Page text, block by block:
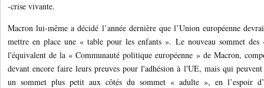
-crise vivante.
Macron lui-même a décidé l’année dernière que l’Union européenne
mettre en place une « table pour les enfants ». Le nouveau sommet
l'équivalent de la « Communauté politique européenne » de Macron,
devant encore faire leurs preuves pour l'adhésion à l'UE, mais qui
un sommet plus petit aux côtés du sommet « adulte », en l’espoir